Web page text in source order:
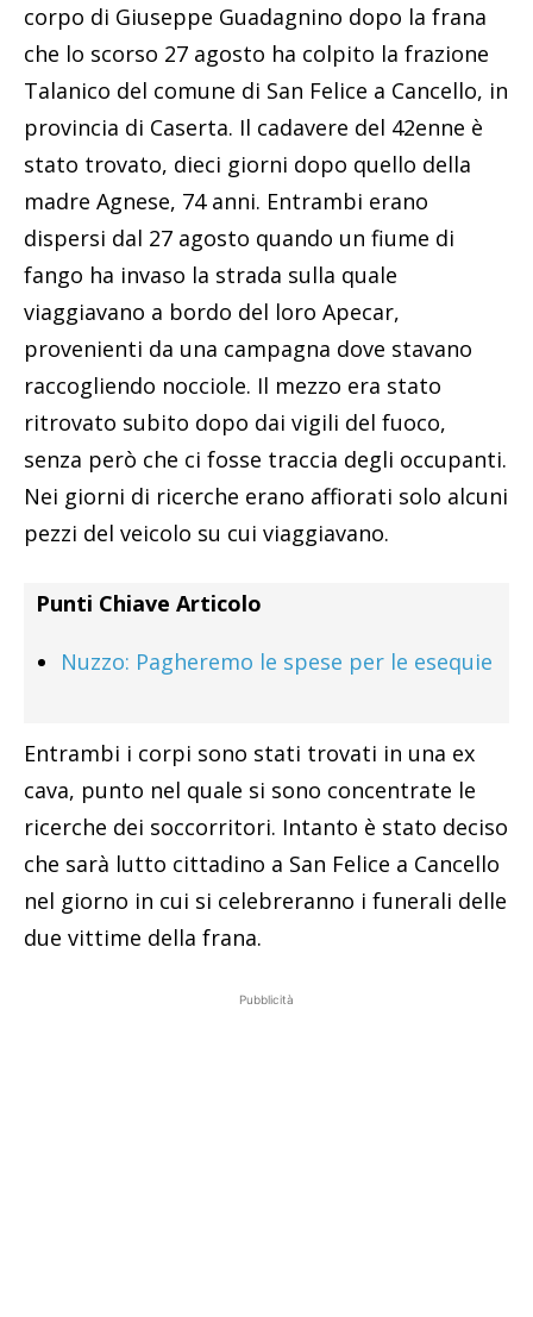
corpo di Giuseppe Guadagnino dopo la frana
che lo scorso 27 agosto ha colpito la frazione
Talanico del comune di San Felice a Cancello, in
provincia di Caserta. Il cadavere del 42enne è
stato trovato, dieci giorni dopo quello della
madre Agnese, 74 anni. Entrambi erano
dispersi dal 27 agosto quando un fiume di
fango ha invaso la strada sulla quale
viaggiavano a bordo del loro Apecar,
provenienti da una campagna dove stavano
raccogliendo nocciole. Il mezzo era stato
ritrovato subito dopo dai vigili del fuoco,
senza però che ci fosse traccia degli occupanti.
Nei giorni di ricerche erano affiorati solo alcuni
pezzi del veicolo su cui viaggiavano.
Punti Chiave Articolo
Nuzzo: Pagheremo le spese per le esequie
Entrambi i corpi sono stati trovati in una ex
cava, punto nel quale si sono concentrate le
ricerche dei soccorritori. Intanto è stato deciso
che sarà lutto cittadino a San Felice a Cancello
nel giorno in cui si celebreranno i funerali delle
due vittime della frana.
Pubblicità